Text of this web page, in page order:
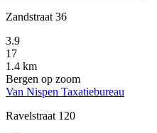
Zandstraat 36
3.9
17
1.4 km
Bergen op zoom
Van Nispen Taxatiebureau
Ravelstraat 120